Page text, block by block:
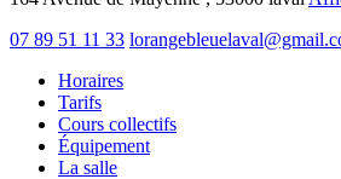
07 89 51 11 33
Horaires
Tarifs
Cours collectifs
Équipement
La salle